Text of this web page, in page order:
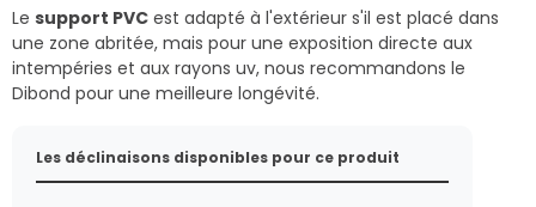
Le support PVC est adapté à l'extérieur s'il est placé dans
une zone abritée, mais pour une exposition directe aux
intempéries et aux rayons uv, nous recommandons le
Dibond pour une meilleure longévité.
Les déclinaisons disponibles pour ce produit